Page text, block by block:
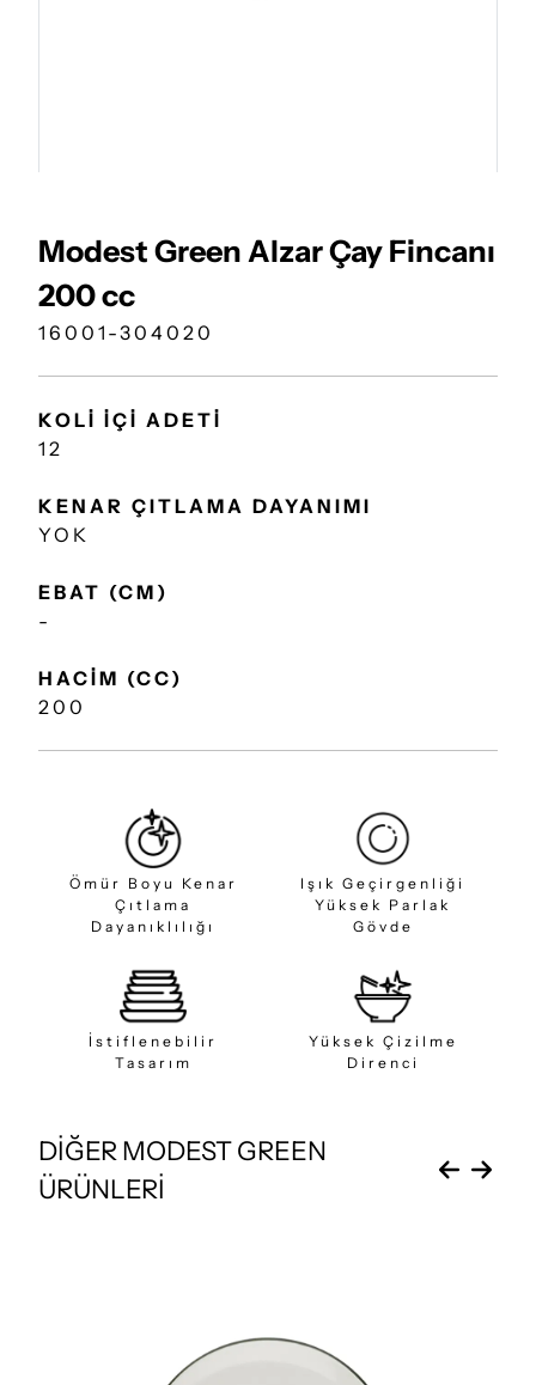
Modest Green Alzar Çay Fincanı
200 cc
16001-304020
KOLİ İÇİ ADETİ
12
KENAR ÇITLAMA DAYANIMI
YOK
EBAT (CM)
-
HACİM (CC)
200
Ömür Boyu Kenar
Çıtlama
Dayanıklılığı
Işık Geçirgenliği
Yüksek Parlak
Gövde
İstiflenebilir
Tasarım
Yüksek Çizilme
Direnci
DİĞER MODEST GREEN
ÜRÜNLERİ